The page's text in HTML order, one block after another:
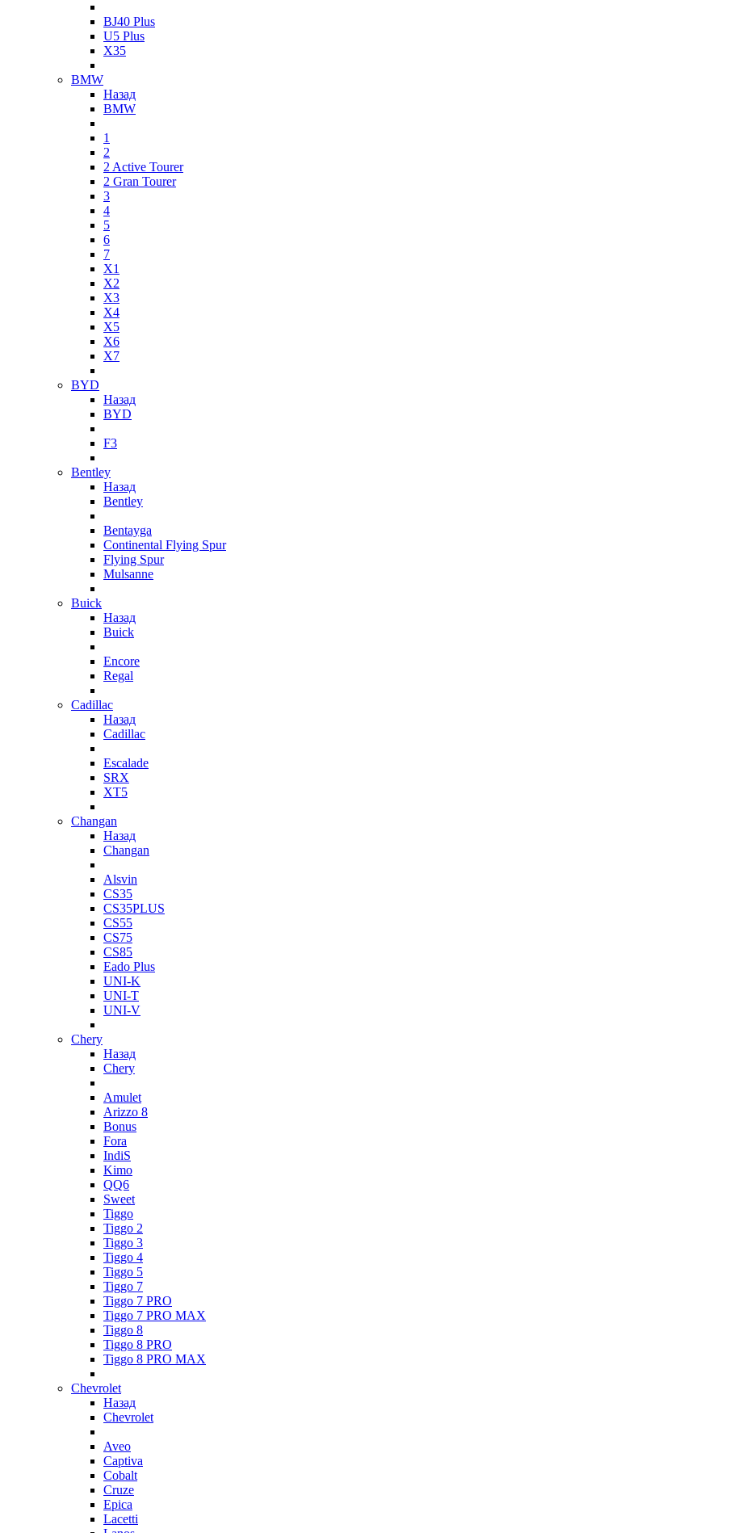
BJ40 Plus
U5 Plus
X35
BMW
Назад
BMW
1
2
2 Active Tourer
2 Gran Tourer
3
4
5
6
7
X1
X2
X3
X4
X5
X6
X7
BYD
Назад
BYD
F3
Bentley
Назад
Bentley
Bentayga
Continental Flying Spur
Flying Spur
Mulsanne
Buick
Назад
Buick
Encore
Regal
Cadillac
Назад
Cadillac
Escalade
SRX
XT5
Changan
Назад
Changan
Alsvin
CS35
CS35PLUS
CS55
CS75
CS85
Eado Plus
UNI-K
UNI-T
UNI-V
Chery
Назад
Chery
Amulet
Arizzo 8
Bonus
Fora
IndiS
Kimo
QQ6
Sweet
Tiggo
Tiggo 2
Tiggo 3
Tiggo 4
Tiggo 5
Tiggo 7
Tiggo 7 PRO
Tiggo 7 PRO MAX
Tiggo 8
Tiggo 8 PRO
Tiggo 8 PRO MAX
Chevrolet
Назад
Chevrolet
Aveo
Captiva
Cobalt
Cruze
Epica
Lacetti